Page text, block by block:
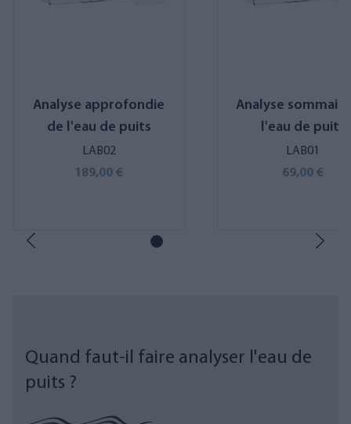
Analyse approfondie
de l'eau de puits
LAB02
189,00 €
Analyse
l'eau de puits
LAB01
69,00 €
Quand faut-il faire analyser l'eau de
puits ?